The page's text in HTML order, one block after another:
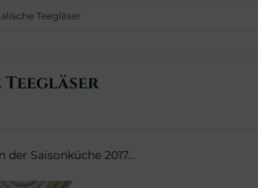
Teegläser
Teegläser
Saisonküche 2017...